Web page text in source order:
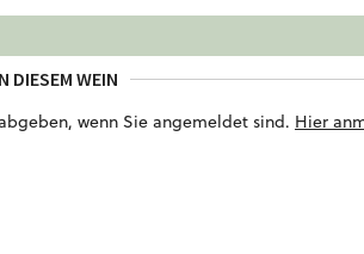
DIESEM WEIN
wenn Sie angemeldet sind. Hier